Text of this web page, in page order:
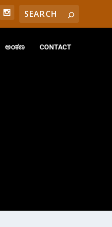
ಅಂಕಣ CONTACT